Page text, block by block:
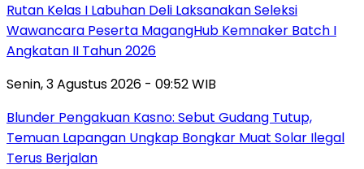
Rutan Kelas I Labuhan Deli Laksanakan Seleksi
Wawancara Peserta MagangHub Kemnaker Batch I
Angkatan II Tahun 2026
Senin, 3 Agustus 2026 - 09:52 WIB
Blunder Pengakuan Kasno: Sebut Gudang Tutup,
Temuan Lapangan Ungkap Bongkar Muat Solar Ilegal
Terus Berjalan